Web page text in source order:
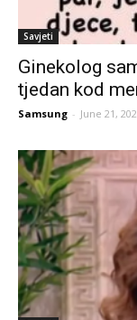
Savjeti
Ginekolog
tjedan kod
Samsung - June 21,